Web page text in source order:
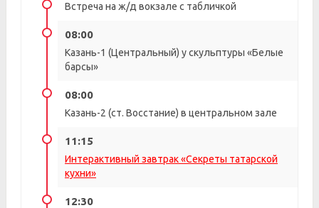
Встреча на ж/д вокзале с табличкой
08:00
Казань-1 (Центральный) у скульптуры «Белые
барсы»
08:00
Казань-2 (ст. Восстание) в центральном зале
11:15
Интерактивный завтрак «Секреты татарской
кухни»
12:30